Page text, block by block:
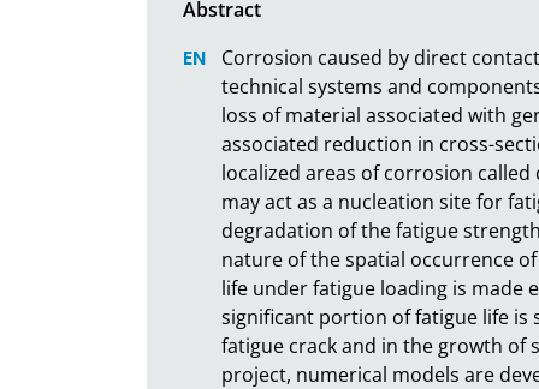
Corrosion caused by direct
technical systems and
loss of material associated with
associated reduction in cross-
localized areas of corrosion
may act as a nucleation site for
degradation of the fatigue
nature of the spatial occurrence
life under fatigue loading is made
significant portion of fatigue life
fatigue crack and in the growth of
project, numerical models are